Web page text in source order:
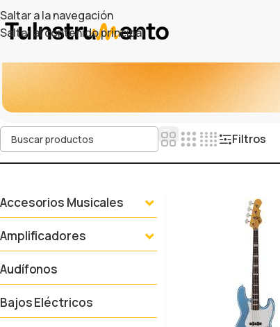
Saltar a la navegación
Saltar al contenido principal
Filtros
Accesorios Musicales
Amplificadores
Audífonos
Bajos Eléctricos